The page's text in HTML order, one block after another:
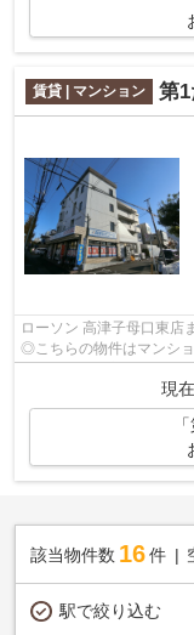
賃貸 | マンション 第
ローソン 高津子母口東店
◎こちらの物件はマンシ
現
該当物件数 16件
駅で絞り込む